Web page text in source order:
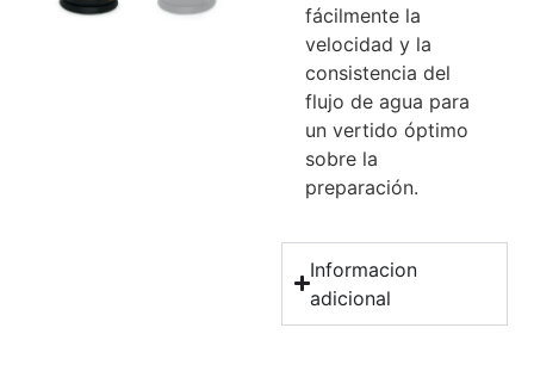
fácilmente la
velocidad y la
consistencia del
flujo de agua para
un vertido óptimo
sobre la
preparación.
Informacion
adicional